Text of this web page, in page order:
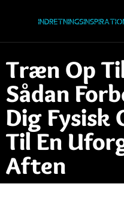
Træn Op
Sådan
Dig Fysisk
Til En
Aften